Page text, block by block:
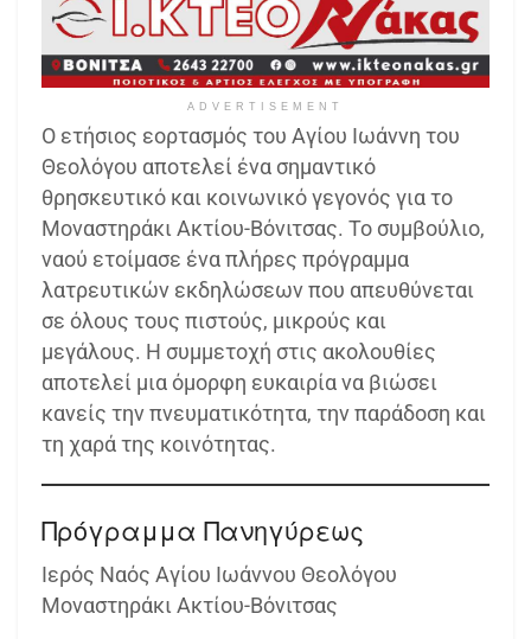
ADVERTISEMENT
Ο ετήσιος εορτασμός του Αγίου Ιωάννη του
Θεολόγου αποτελεί ένα σημαντικό
θρησκευτικό και κοινωνικό γεγονός για το
Μοναστηράκι Ακτίου-Βόνιτσας. Το συμβούλιο,
ναού ετοίμασε ένα πλήρες πρόγραμμα
λατρευτικών εκδηλώσεων που απευθύνεται
σε όλους τους πιστούς, μικρούς και
μεγάλους. Η συμμετοχή στις ακολουθίες
αποτελεί μια όμορφη ευκαιρία να βιώσει
κανείς την πνευματικότητα, την παράδοση και
τη χαρά της κοινότητας.
Πρόγραμμα Πανηγύρεως
Ιερός Ναός Αγίου Ιωάννου Θεολόγου
Μοναστηράκι Ακτίου-Βόνιτσας